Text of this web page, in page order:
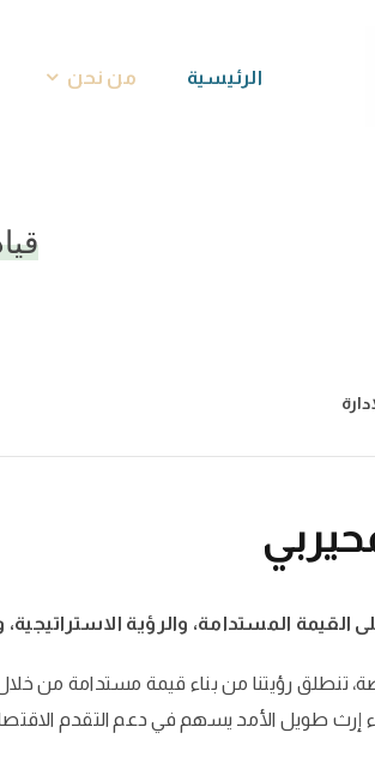
الرئيسية من نحن
القيمة المستدامة، والرؤية
تنطلق رؤيتنا من بناء قيمة مستدامة من خلال
إرث طويل الأمد يسهم في دعم التقدم